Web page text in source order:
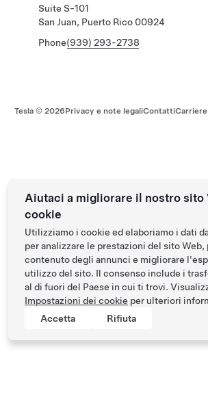
Suite S-101
San Juan, Puerto Rico 00924
Phone(939) 293-2738
Tesla © 2026Privacy e note legaliContattiCarriere
Aiutaci a migliorare il nostro sito
cookie
Utilizziamo i cookie ed elaboriamo i dati
per analizzare le prestazioni del sito Web,
contenuto degli annunci e migliorare
utilizzo del sito. Il consenso include i
al di fuori del Paese in cui ti trovi.
Impostazioni dei cookie per ulteriori
Accetta
Rifiuta